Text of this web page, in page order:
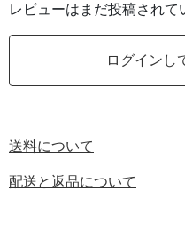
レビューはまだ投稿されて
ログインし
送料について
配送と返品について